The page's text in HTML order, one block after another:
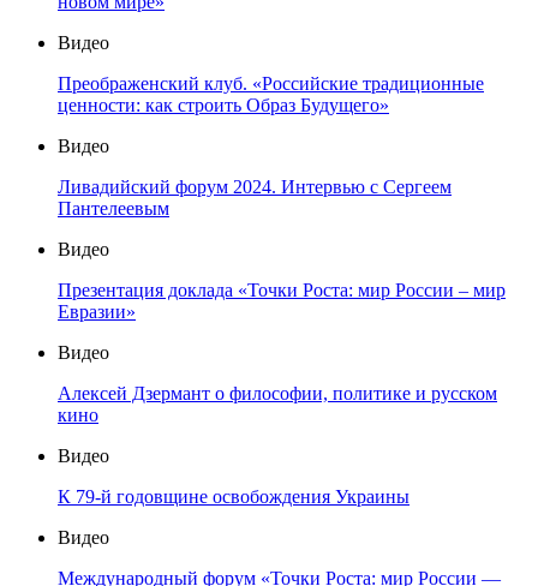
Видео
Преображенский клуб. «Российские традиционные
ценности: как строить Образ Будущего»
Видео
Ливадийский форум 2024. Интервью с Сергеем
Пантелеевым
Видео
Презентация доклада «Точки Роста: мир России – мир
Евразии»
Видео
Алексей Дзермант о философии, политике и русском
кино
Видео
К 79-й годовщине освобождения Украины
Видео
Международный форум «Точки Роста: мир России —